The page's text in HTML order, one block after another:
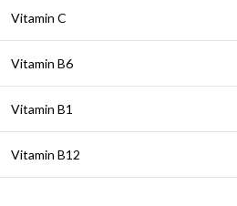
Vitamin C
Vitamin B6
Vitamin B1
Vitamin B12